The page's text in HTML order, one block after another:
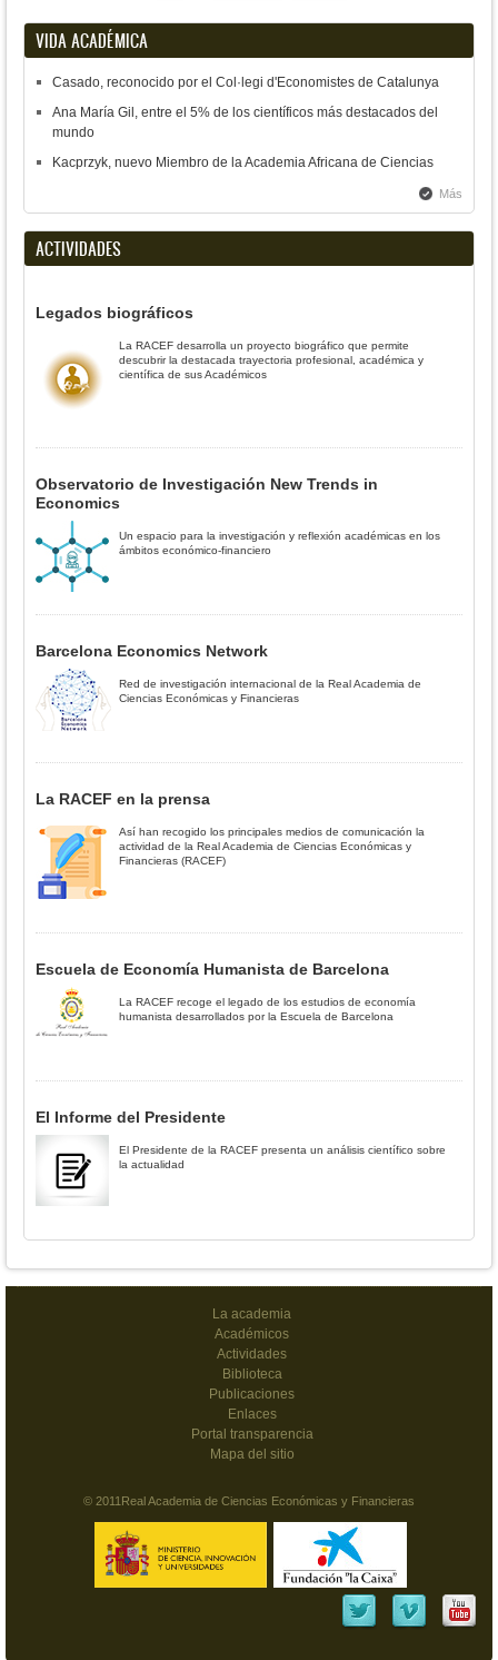
VIDA ACADÉMICA
Casado, reconocido por el Col·legi d'Economistes de Catalunya
Ana María Gil, entre el 5% de los científicos más destacados del
mundo
Kacprzyk, nuevo Miembro de la Academia Africana de Ciencias
Más
ACTIVIDADES
Legados biográficos
La RACEF desarrolla un proyecto biográfico que permite
descubrir la destacada trayectoria profesional, académica y
científica de sus Académicos
Observatorio de Investigación New Trends in
Economics
Un espacio para la investigación y reflexión académicas en los
ámbitos económico-financiero
Barcelona Economics Network
Red de investigación internacional de la Real Academia de
Ciencias Económicas y Financieras
La RACEF en la prensa
Así han recogido los principales medios de comunicación la
actividad de la Real Academia de Ciencias Económicas y
Financieras (RACEF)
Escuela de Economía Humanista de Barcelona
La RACEF recoge el legado de los estudios de economía
humanista desarrollados por la Escuela de Barcelona
El Informe del Presidente
El Presidente de la RACEF presenta un análisis científico sobre
la actualidad
La academia
Académicos
Actividades
Biblioteca
Publicaciones
Enlaces
Portal transparencia
Mapa del sitio
© 2011Real Academia de Ciencias Económicas y Financieras